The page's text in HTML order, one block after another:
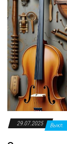
29.07.2025 Выкл.